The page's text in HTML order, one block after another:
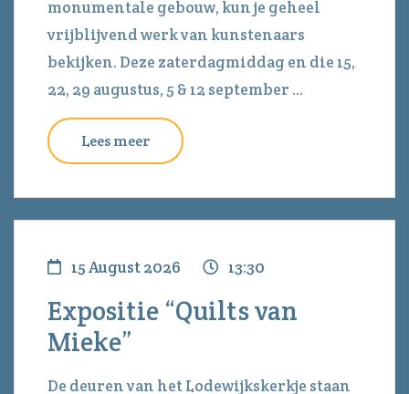
monumentale gebouw, kun je geheel
vrijblijvend werk van kunstenaars
bekijken. Deze zaterdagmiddag en die 15,
22, 29 augustus, 5 & 12 september ...
Lees meer
15 August 2026 13:30
Expositie “Quilts van
Mieke”
De deuren van het Lodewijkskerkje staan